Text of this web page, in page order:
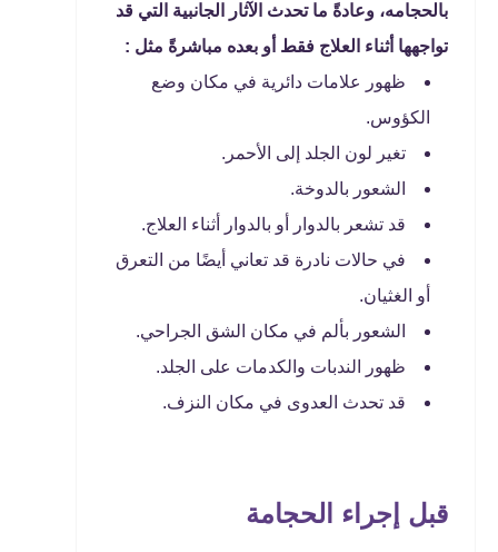
بالحجامه، وعادةً ما تحدث الآثار الجانبية التي قد
تواجهها أثناء العلاج فقط أو بعده مباشرةً مثل :
ظهور علامات دائرية في مكان وضع
الكؤوس.
تغير لون الجلد إلى الأحمر.
الشعور بالدوخة.
قد تشعر بالدوار أو بالدوار أثناء العلاج.
في حالات نادرة قد تعاني أيضًا من التعرق
أو الغثيان.
الشعور بألم في مكان الشق الجراحي.
ظهور الندبات والكدمات على الجلد.
قد تحدث العدوى في مكان النزف.
قبل إجراء الحجامة